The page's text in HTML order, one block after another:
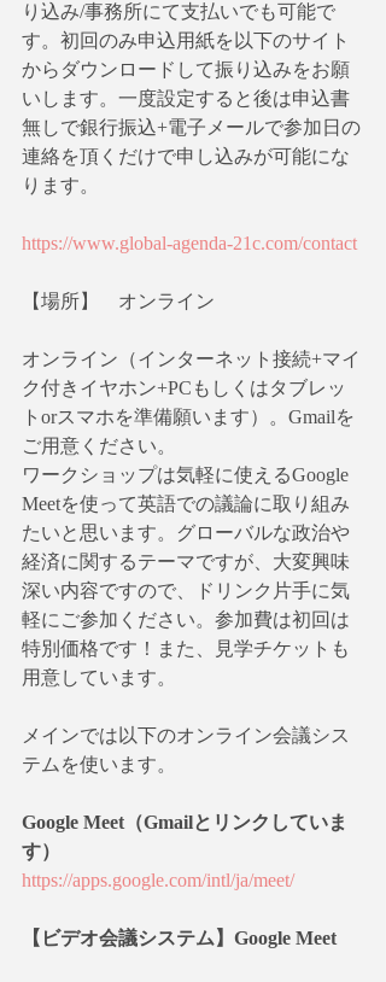
り込み/事務所にて支払いでも可能で
す。初回のみ申込用紙を以下のサイト
からダウンロードして振り込みをお願
いします。一度設定すると後は申込書
無しで銀行振込+電子メールで参加日の
連絡を頂くだけで申し込みが可能にな
ります。
https://www.global-agenda-21c.com/contact
【場所】　オンライン
オンライン（インターネット接続+マイ
ク付きイヤホン+PCもしくはタブレッ
トorスマホを準備願います）。Gmailを
ご用意ください。
ワークショップは気軽に使えるGoogle
Meetを使って英語での議論に取り組み
たいと思います。グローバルな政治や
経済に関するテーマですが、大変興味
深い内容ですので、ドリンク片手に気
軽にご参加ください。参加費は初回は
特別価格です！また、見学チケットも
用意しています。
メインでは以下のオンライン会議シス
テムを使います。
Google Meet（Gmailとリンクしていま
す）
https://apps.google.com/intl/ja/meet/
【ビデオ会議システム】Google Meet